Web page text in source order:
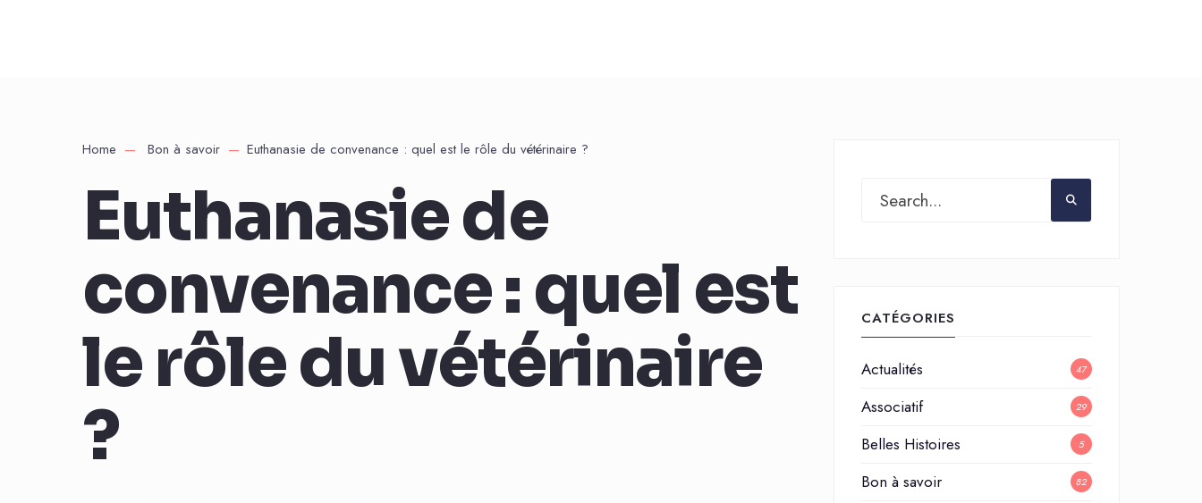
Home Bon à savoir Euthanasie de convenance : quel est le rôle du vétérinaire ?
Euthanasie de
convenance : quel est
le rôle du vétérinaire
?
CATÉGORIES
Actualités 47
Associatif 29
Belles Histoires 5
Bon à savoir 82